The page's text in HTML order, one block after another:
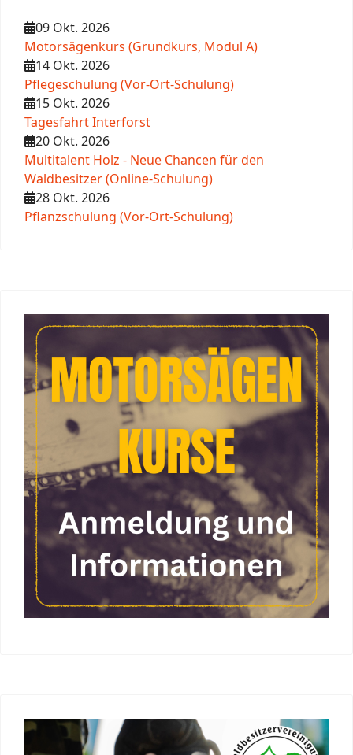
09 Okt. 2026
Motorsägenkurs (Grundkurs, Modul A)
14 Okt. 2026
Pflegeschulung (Vor-Ort-Schulung)
15 Okt. 2026
Tagesfahrt Interforst
20 Okt. 2026
Multitalent Holz - Neue Chancen für den
Waldbesitzer (Online-Schulung)
28 Okt. 2026
Pflanzschulung (Vor-Ort-Schulung)